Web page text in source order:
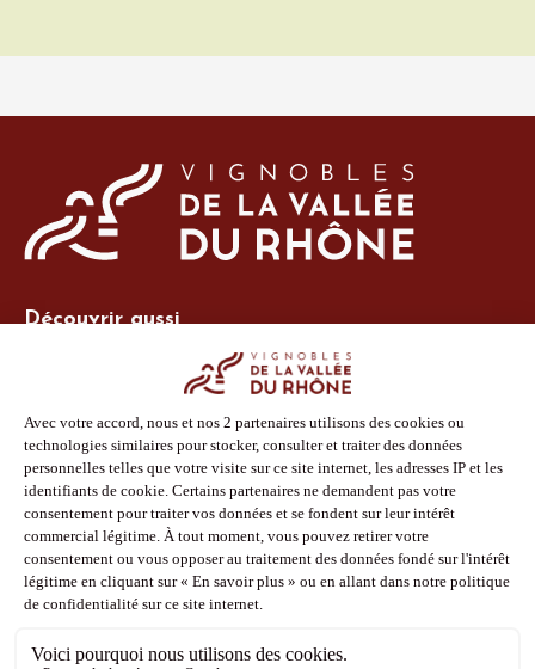
Découvrir aussi
Espace adhérent
Espace presse
Phototèque
Suivez-nous
Facebook
Instagram
Pinterest
Youtube